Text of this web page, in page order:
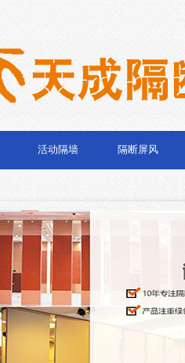
活动隔墙 隔断屏风
隔断柜